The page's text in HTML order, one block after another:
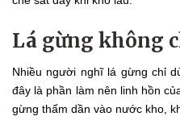
Lá gừng không
Nhiều người nghĩ lá gừng chỉ
đây là phần làm nên linh hồn
gừng thấm dần vào nước kho,